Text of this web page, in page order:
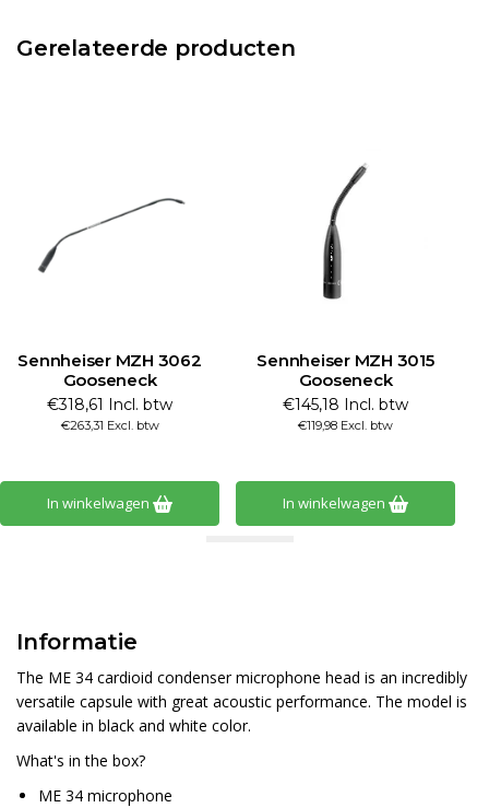
Gerelateerde producten
Sennheiser MZH 3062
Gooseneck
€318,61 Incl. btw
€263,31 Excl. btw
In winkelwagen
Sennheiser MZH 3015
Gooseneck
€145,18 Incl. btw
€119,98 Excl. btw
In winkelwagen
Informatie
The ME 34 cardioid condenser microphone head is an incredibly
versatile capsule with great acoustic performance. The model is
available in black and white color.
What's in the box?
ME 34 microphone